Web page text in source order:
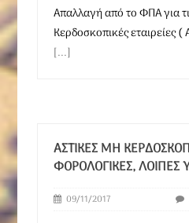
Απαλλαγή από το ΦΠΑ για
Κερδοσκοπικές
[...]
ΑΣΤΙΚΈΣ ΜΗ
ΦΟΡΟΛΟΓΙΚΈΣ, ΛΟΙΠΈΣ
09/11/2017